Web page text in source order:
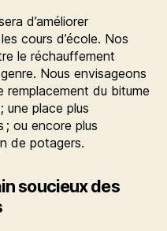
d’améliorer
cours d’école. Nos
le réchauffement
Nous envisageons
remplacement du bitume
une place plus
ou encore plus
de potagers.
soucieux des